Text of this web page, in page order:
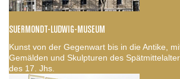
SUERMONDT-LUDWIG-MUSEUM
Kunst von der Gegenwart bis in die Antike,
Gemälden und Skulpturen des
des 17. Jhs.